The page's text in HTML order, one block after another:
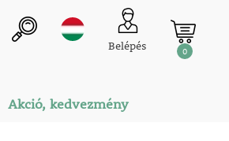
Belépés 0
Akció, kedvezmény